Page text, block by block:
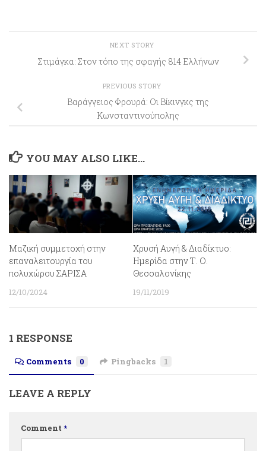
NEXT STORY
Στιμάγκα: Στον τόπο της σφαγής 814 Ελλήνων
PREVIOUS STORY
Βαράγγειος Φρουρά: Οι Βίκινγκς της
Κωνσταντινούπολης
YOU MAY ALSO LIKE...
Μαζική συμμετοχή στην
επαναλειτουργία του
πολυχώρου ΣΑΡΙΣΑ
12/10/2024
Χρυσή Αυγή & Διαδίκτυο:
Ημερίδα στην Τ. Ο.
Θεσσαλονίκης
19/11/2019
1 RESPONSE
Comments 0 Pingbacks 1
LEAVE A REPLY
Comment *